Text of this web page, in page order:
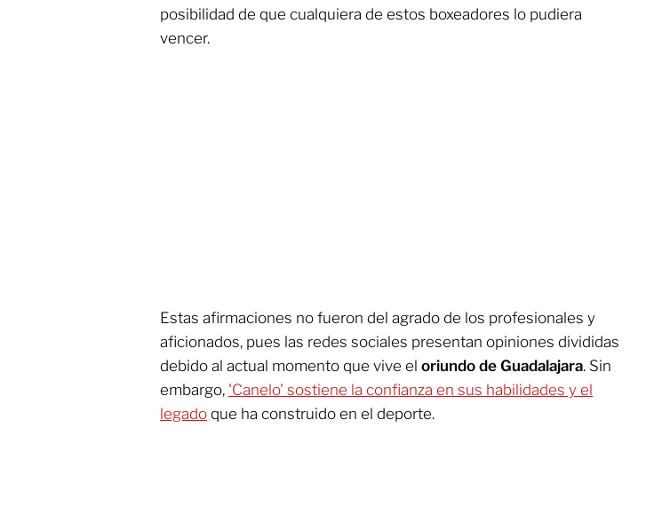
posibilidad de que cualquiera de estos boxeadores lo pudiera
vencer.
Estas afirmaciones no fueron del agrado de los profesionales y
aficionados, pues las redes sociales presentan opiniones divididas
debido al actual momento que vive el oriundo de Guadalajara. Sin
embargo, 'Canelo' sostiene la confianza en sus habilidades y el
legado que ha construido en el deporte.